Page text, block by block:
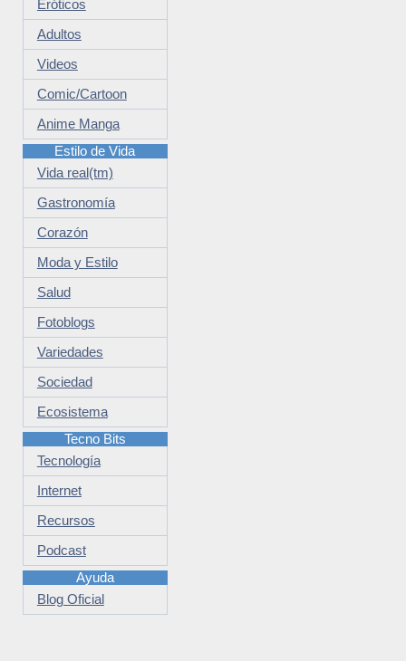
Eróticos
Adultos
Videos
Comic/Cartoon
Anime Manga
Estilo de Vida
Vida real(tm)
Gastronomía
Corazón
Moda y Estilo
Salud
Fotoblogs
Variedades
Sociedad
Ecosistema
Tecno Bits
Tecnología
Internet
Recursos
Podcast
Ayuda
Blog Oficial